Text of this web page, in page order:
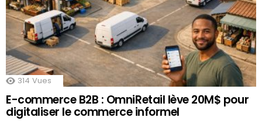
314 Vues
E-commerce B2B : OmniRetail lève 20M$ pour
digitaliser le commerce informel